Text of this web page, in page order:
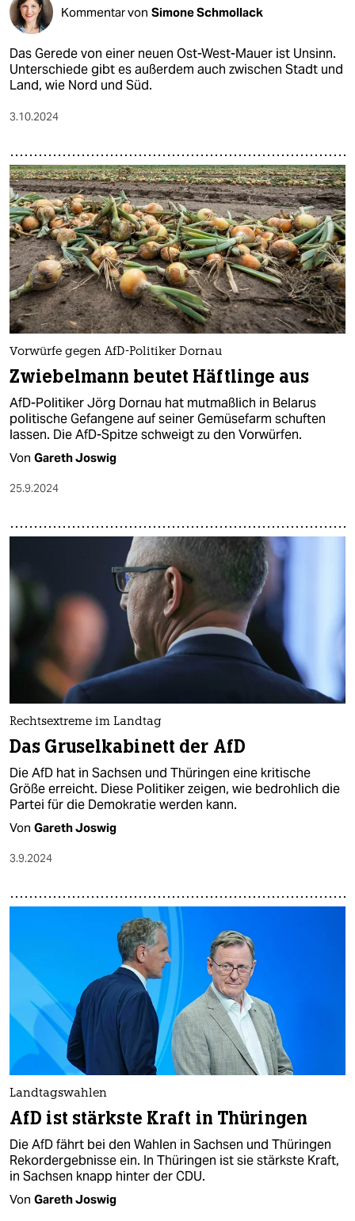
Kommentar von Simone Schmollack
Das Gerede von einer neuen Ost-West-Mauer ist Unsinn.
Unterschiede gibt es außerdem auch zwischen Stadt und
Land, wie Nord und Süd.
3.10.2024
Vorwürfe gegen AfD-Politiker Dornau
Zwiebelmann beutet Häftlinge aus
AfD-Politiker Jörg Dornau hat mutmaßlich in Belarus
politische Gefangene auf seiner Gemüsefarm schuften
lassen. Die AfD-Spitze schweigt zu den Vorwürfen.
Von Gareth Joswig
25.9.2024
Rechtsextreme im Landtag
Das Gruselkabinett der AfD
Die AfD hat in Sachsen und Thüringen eine kritische
Größe erreicht. Diese Politiker zeigen, wie bedrohlich die
Partei für die Demokratie werden kann.
Von Gareth Joswig
3.9.2024
Landtagswahlen
AfD ist stärkste Kraft in Thüringen
Die AfD fährt bei den Wahlen in Sachsen und Thüringen
Rekordergebnisse ein. In Thüringen ist sie stärkste Kraft,
in Sachsen knapp hinter der CDU.
Von Gareth Joswig